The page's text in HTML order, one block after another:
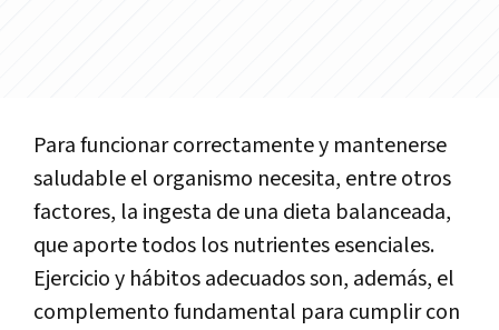
Parafuncionarcorrectamentey mantenerse
saludableel organismo necesita, entreotros
factores, la ingesta deuna dieta balanceada,
queaportetodos los nutrientesesenciales.
Ejercicioy hábitosadecuadosson, además, el
complementofundamental para cumplircon